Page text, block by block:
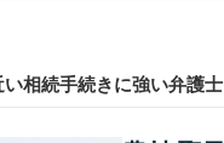
相続手続きに強い弁護士